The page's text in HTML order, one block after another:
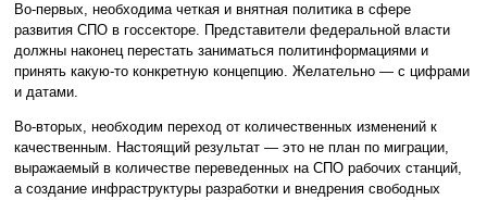
Во-первых, необходима четкая и внятная политика в сфере
развития СПО в госсекторе. Представители федеральной власти
должны наконец перестать заниматься политинформациями и
принять какую-то конкретную концепцию. Желательно — с цифрами
и датами.
Во-вторых, необходим переход от количественных изменений к
качественным. Настоящий результат — это не план по миграции,
выражаемый в количестве переведенных на СПО рабочих станций,
а создание инфраструктуры разработки и внедрения свободных